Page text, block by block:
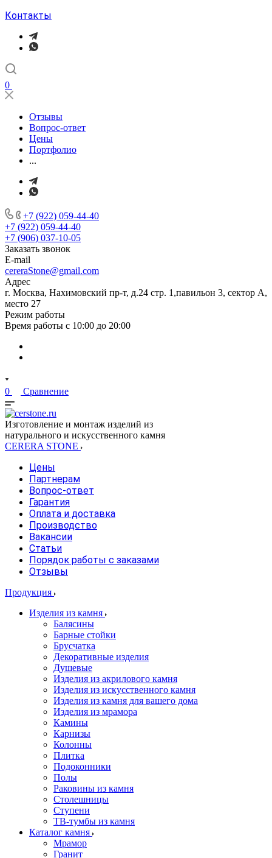
Контакты
0
Отзывы
Вопрос-ответ
Цены
Портфолио
...
+7 (922) 059-44-40
+7 (922) 059-44-40
+7 (906) 037-10-05
Заказать звонок
E-mail
cereraStone@gmail.com
Адрес
г. Москва, Нахимовский пр-т, д.24 стр. 1,павильон 3, сектор А,
место 27
Режим работы
Время работы с 10:00 до 20:00
0 Сравнение
Изготовление и монтаж изделий из
натурального и искусственного камня
CERERA STONE
Цены
Партнерам
Вопрос-ответ
Гарантия
Оплата и доставка
Производство
Вакансии
Статьи
Порядок работы с заказами
Отзывы
Продукция
Изделия из камня
Балясины
Барные стойки
Брусчатка
Декоративные изделия
Душевые
Изделия из акрилового камня
Изделия из искусственного камня
Изделия из камня для вашего дома
Изделия из мрамора
Камины
Карнизы
Колонны
Плитка
Подоконники
Полы
Раковины из камня
Столешницы
Ступени
ТВ-тумбы из камня
Каталог камня
Мрамор
Гранит